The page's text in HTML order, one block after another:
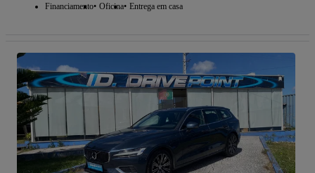
Financiamento Oficina Entrega em casa